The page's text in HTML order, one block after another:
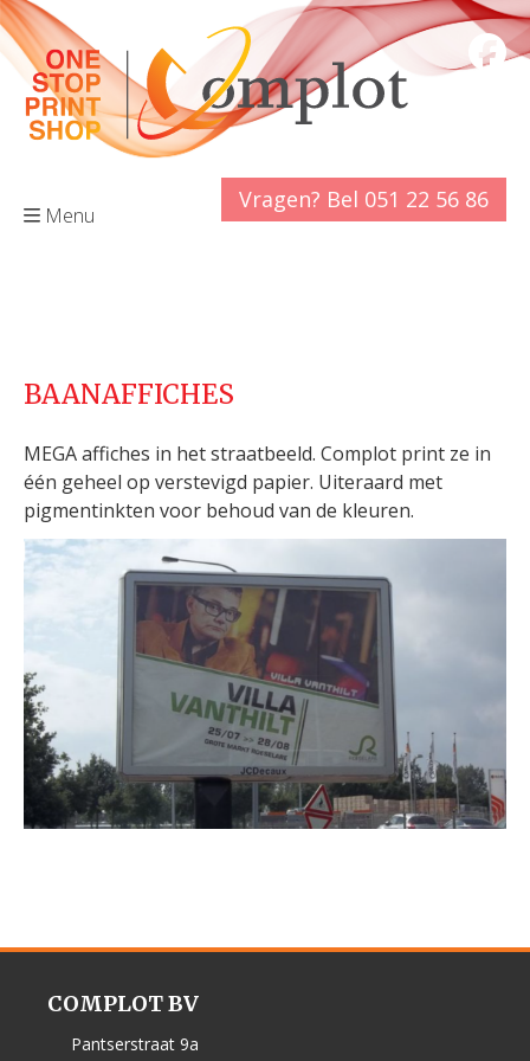
Menu
Vragen? Bel 051 22 56 86
BAANAFFICHES
MEGA affiches in het straatbeeld. Complot print ze in
één geheel op verstevigd papier. Uiteraard met
pigmentinkten voor behoud van de kleuren.
COMPLOT BV
Pantserstraat 9a